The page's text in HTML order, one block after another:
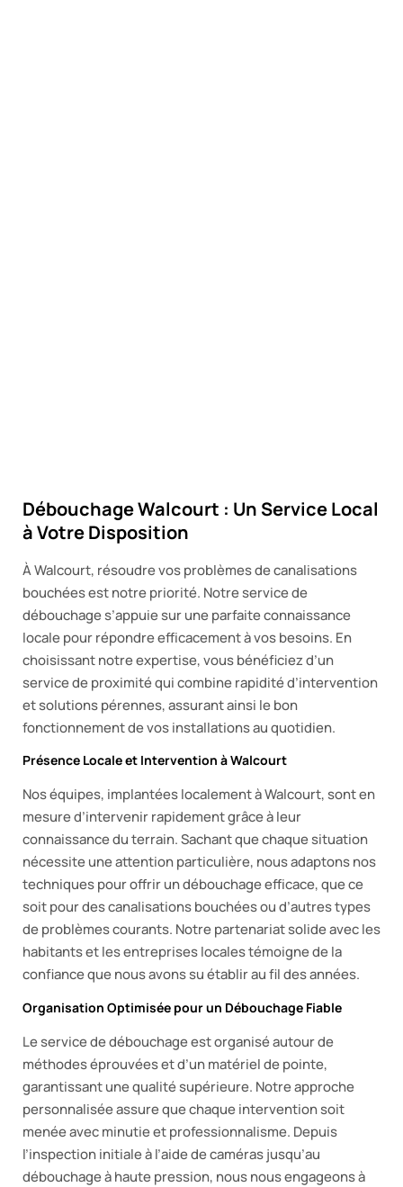
Débouchage Walcourt : Un Service Local
à Votre Disposition
À Walcourt, résoudre vos problèmes de canalisations
bouchées est notre priorité. Notre service de
débouchage s’appuie sur une parfaite connaissance
locale pour répondre efficacement à vos besoins. En
choisissant notre expertise, vous bénéficiez d’un
service de proximité qui combine rapidité d’intervention
et solutions pérennes, assurant ainsi le bon
fonctionnement de vos installations au quotidien.
Présence Locale et Intervention à Walcourt
Nos équipes, implantées localement à Walcourt, sont en
mesure d’intervenir rapidement grâce à leur
connaissance du terrain. Sachant que chaque situation
nécessite une attention particulière, nous adaptons nos
techniques pour offrir un débouchage efficace, que ce
soit pour des canalisations bouchées ou d’autres types
de problèmes courants. Notre partenariat solide avec les
habitants et les entreprises locales témoigne de la
confiance que nous avons su établir au fil des années.
Organisation Optimisée pour un Débouchage Fiable
Le service de débouchage est organisé autour de
méthodes éprouvées et d’un matériel de pointe,
garantissant une qualité supérieure. Notre approche
personnalisée assure que chaque intervention soit
menée avec minutie et professionnalisme. Depuis
l’inspection initiale à l’aide de caméras jusqu’au
débouchage à haute pression, nous nous engageons à